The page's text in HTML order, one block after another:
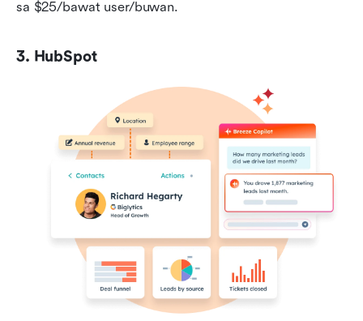
sa $25/bawat user/buwan.
3. HubSpot